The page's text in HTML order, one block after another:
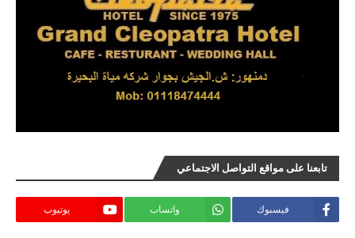
تابعنا على مواقع التواصل الاجتماعي
فيسبوك واتساب يوتيوب